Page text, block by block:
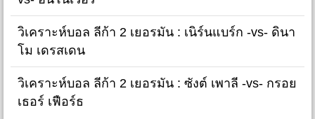
วิเคราะห์บอล ลีก้า 2 เยอรมัน : เนิร์นแบร์ก -vs- ดินา
โม เดรสเดน
วิเคราะห์บอล ลีก้า 2 เยอรมัน : ซังต์ เพาลี -vs- กรอย
เธอร์ เฟือร์ธ